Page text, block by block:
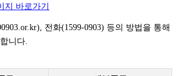
지 바로가기
전화(1599-0903) 등의 방법을 통해
니다.